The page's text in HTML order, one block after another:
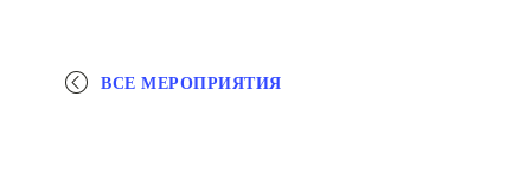
ВСЕ МЕРОПРИЯТИЯ